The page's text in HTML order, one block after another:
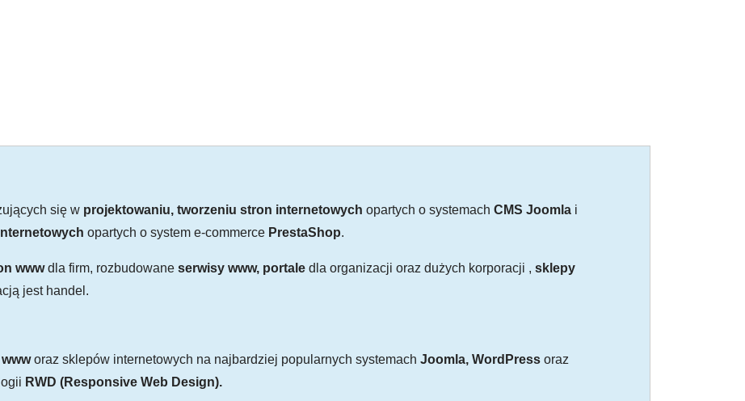
się w projektowaniu, tworzeniu stron internetowych opartych o systemach CMS Joomla i
opartych o system e-commerce PrestaShop.
wwwdla firm, rozbudowane serwisy www, portale dla organizacji oraz dużych korporacji , sklepy
jest handel.
oraz sklepów internetowych na najbardziej popularnych systemach Joomla, WordPress oraz
RWD (Responsive Web Design).